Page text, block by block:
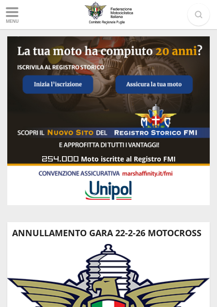
MENU
254.000 Moto iscritte al Registro FMI
ANNULLAMENTO GARA 22-2-26 MOTOCROSS